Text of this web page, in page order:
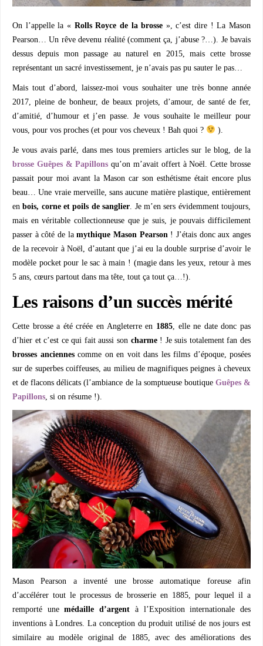
On l’appelle la « Rolls Royce de la brosse », c’est dire ! La Mason
Pearson… Un rêve devenu réalité (comment ça, j’abuse ?…). Je bavais
dessus depuis mon passage au naturel en 2015, mais cette brosse
représentant un sacré investissement, je n’avais pas pu sauter le pas…
Mais tout d’abord, laissez-moi vous souhaiter une très bonne année
2017, pleine de bonheur, de beaux projets, d’amour, de santé de fer,
d’amitié, d’humour et j’en passe. Je vous souhaite le meilleur pour
vous, pour vos proches (et pour vos cheveux ! Bah quoi ?
).
Je vous avais parlé, dans mes tous premiers articles sur le blog, de la
brosse Guêpes & Papillons qu’on m’avait offert à Noël. Cette brosse
passait pour moi avant la Mason car son esthétisme était encore plus
beau… Une vraie merveille, sans aucune matière plastique, entièrement
enbois, corne et poils de sanglier . Je m’en sers évidemment toujours,
mais en véritable collectionneuse que je suis, je pouvais difficilement
passer à côté de lamythique Mason Pearson ! J’étais donc aux anges
de la recevoir à Noël, d’autant que j’ai eu la double surprise d’avoir le
modèle pocket pour le sac à main ! (magie dans les yeux, retour à mes
5 ans, cœurs partout dans ma tête, tout ça tout ça…!).
Les raisons d’un succès mérité
Cette brosse a été créée en Angleterre en 1885, elle ne date donc pas
d’hier et c’est ce qui fait aussi son charme! Je suis totalement fan des
brosses anciennescomme on en voit dans les films d’époque, posées
sur de superbes coiffeuses, au milieu de magnifiques peignes à cheveux
et de flacons délicats (l’ambiance de la somptueuse boutique Guêpes &
Papillons , si on résume !).
Mason Pearson a inventé une brosse automatique foreuse afin
d’accélérer tout le processus de brosserie en 1885, pour lequel il a
remporté unemédaille d’argent à l’Exposition internationale des
inventions à Londres. La conception du produit utilisé de nos jours est
similaire au modèle original de 1885, avec des améliorations des